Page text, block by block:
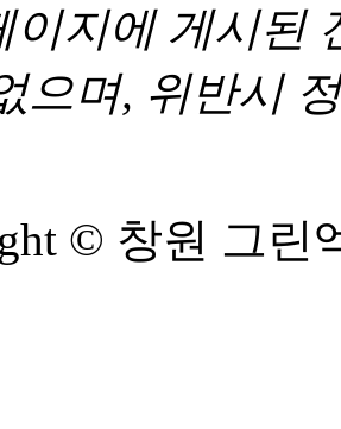
이지에 게시된
으며, 위반시
© 창원 그린